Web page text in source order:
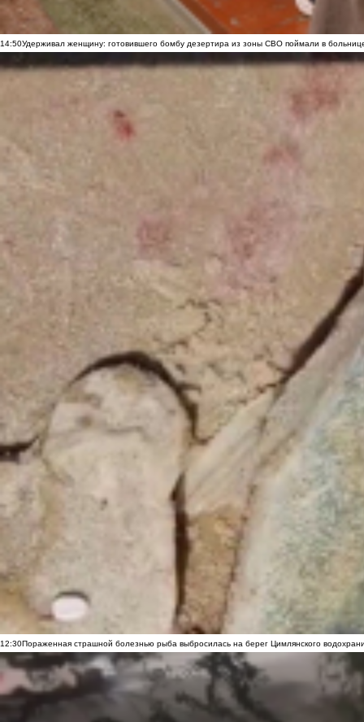
14:50Удерживал женщину: готовившего бомбу дезертира из зоны СВО поймали в
12:30Пораженная страшной болезнью рыба выбросилась на берег Цимлянского